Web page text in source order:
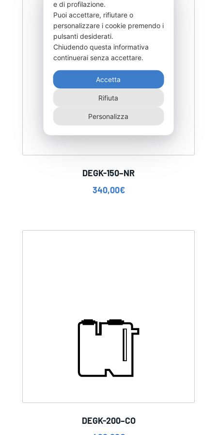
DEGK-150–NR
340,00€
DEGK-200–CO
e di profilazione.
Puoi accettare, rifiutare o
personalizzare i cookie premendo i
pulsanti desiderati.
Chiudendo questa informativa
continuerai senza accettare.
Accetta
Rifiuta
Personalizza